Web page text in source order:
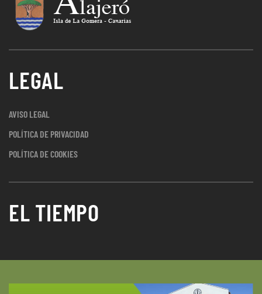
LEGAL
AVISO LEGAL
POLÍTICA DE PRIVACIDAD
POLÍTICA DE COOKIES
EL TIEMPO